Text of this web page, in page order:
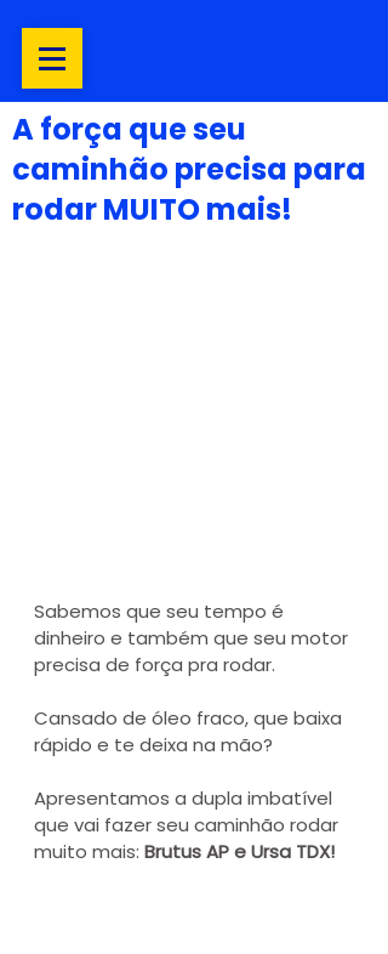
A força que seu
caminhão precisa para
rodar MUITO mais!
Sabemos que seu tempo é
dinheiro e também que seu motor
precisa de força pra rodar.
Cansado de óleo fraco, que baixa
rápido e te deixa na mão?
Apresentamos a dupla imbatível
que vai fazer seu caminhão rodar
muito mais: Brutus AP e Ursa TDX!